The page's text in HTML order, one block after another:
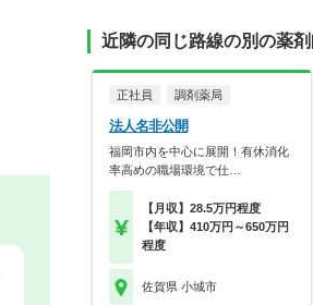
近隣の同じ路線の別の薬剤
正社員 調剤薬局
法人名非公開
福岡市内を中心に展開！有休消化
率高めの職場環境で仕…
【月収】28.5万円程度
【年収】410万円～650万円
程度
佐賀県 小城市